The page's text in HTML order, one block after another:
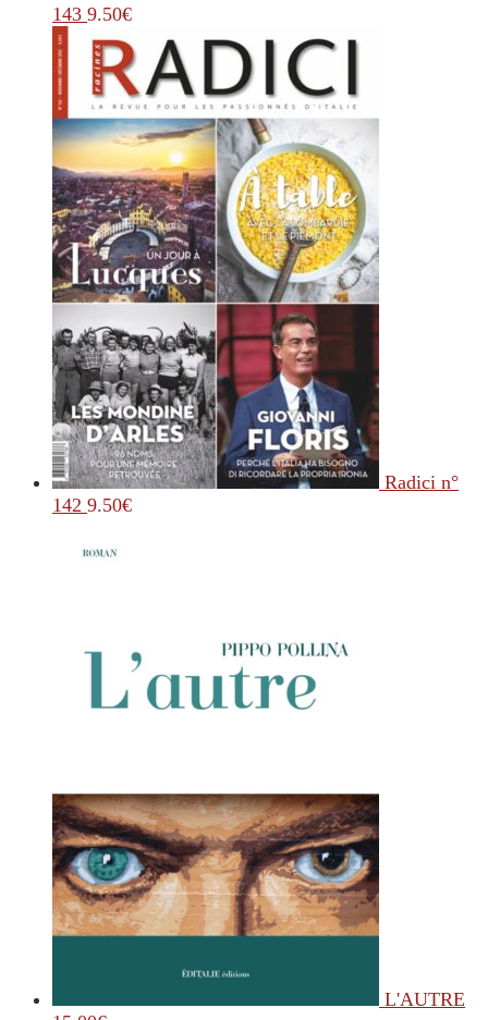
143 9.50€
Radici n°
142 9.50€
L'AUTRE